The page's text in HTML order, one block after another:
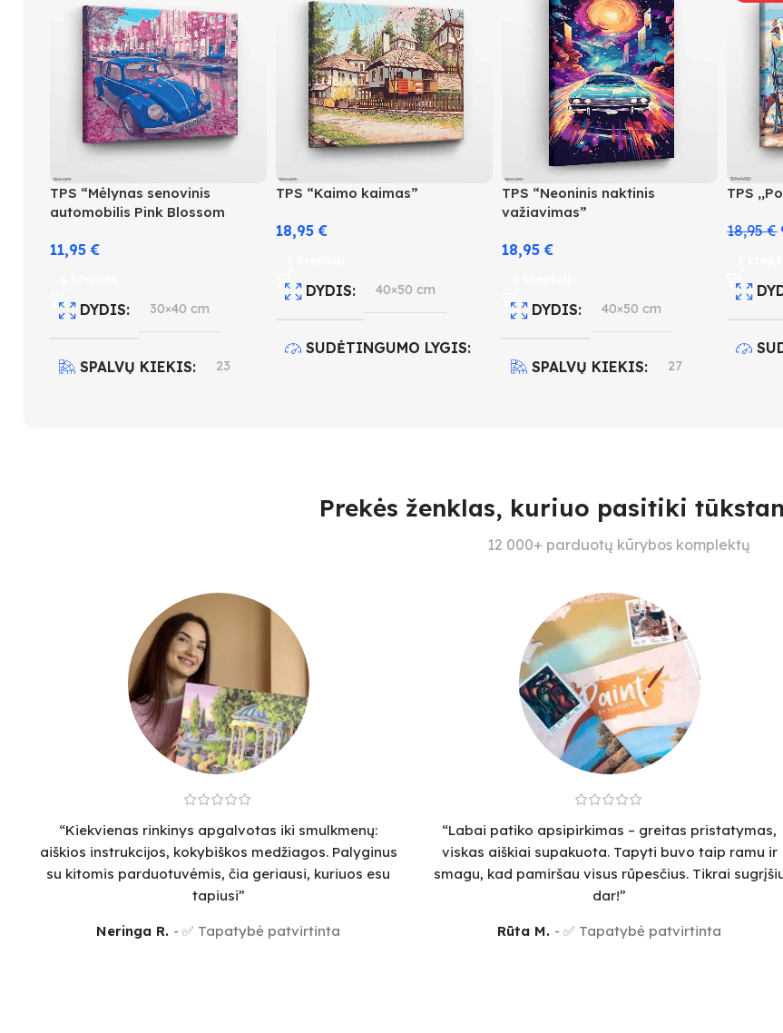
TPS “Mėlynas senovinis
automobilis Pink Blossom
11,95€
DYDIS 30×40 cm
SPALVŲ KIEKIS 23
TPS “Kaimo kaimas”
18,95€
DYDIS 40×50 cm
SUDĖTINGUMO LYGIS
TPS “Neoninis naktinis
važiavimas”
18,95€
DYDIS 40×50 cm
SPALVŲ KIEKIS 27
TPS
18,95€
Prekės ženklas, kuriuo pasitiki
12 000+ parduotų kūrybos komplektų
“Kiekvienas rinkinys apgalvotas iki smulkmenų:
aiškios instrukcijos, kokybiškos medžiagos. Palyginus
su kitomis parduotuvėmis, čia geriausi, kuriuos esu
tapiusi”
Neringa R. ✅ Tapatybė patvirtinta
“Labai patiko apsipirkimas – greitas pristatymas,
viskas aiškiai supakuota. Tapyti buvo taip ramu ir
smagu, kad pamiršau visus rūpesčius. Tikrai
dar!”
Rūta M. ✅ Tapatybė patvirtinta